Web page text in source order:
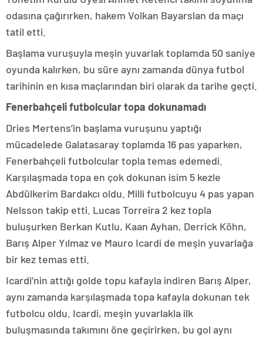
odasına çağırırken, hakem Volkan Bayarslan da maçı
tatil etti.
Başlama vuruşuyla meşin yuvarlak toplamda 50 saniye
oyunda kalırken, bu süre aynı zamanda dünya futbol
tarihinin en kısa maçlarından biri olarak da tarihe geçti.
Fenerbahçeli futbolcular topa dokunamadı
Dries Mertens’in başlama vuruşunu yaptığı
mücadelede Galatasaray toplamda 16 pas yaparken,
Fenerbahçeli futbolcular topla temas edemedi.
Karşılaşmada topa en çok dokunan isim 5 kezle
Abdülkerim Bardakcı oldu. Milli futbolcuyu 4 pas yapan
Nelsson takip etti. Lucas Torreira 2 kez topla
buluşurken Berkan Kutlu, Kaan Ayhan, Derrick Köhn,
Barış Alper Yılmaz ve Mauro Icardi de meşin yuvarlağa
bir kez temas etti.
Icardi’nin attığı golde topu kafayla indiren Barış Alper,
aynı zamanda karşılaşmada topa kafayla dokunan tek
futbolcu oldu. Icardi, meşin yuvarlakla ilk
buluşmasında takımını öne geçirirken, bu gol aynı